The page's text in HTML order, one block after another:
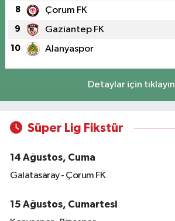
8 Çorum FK
9 Gaziantep FK
10 Alanyaspor
Detaylar için tıklayın
Süper Lig Fikstür
14 Ağustos, Cuma
Galatasaray - Çorum FK
15 Ağustos, Cumartesi